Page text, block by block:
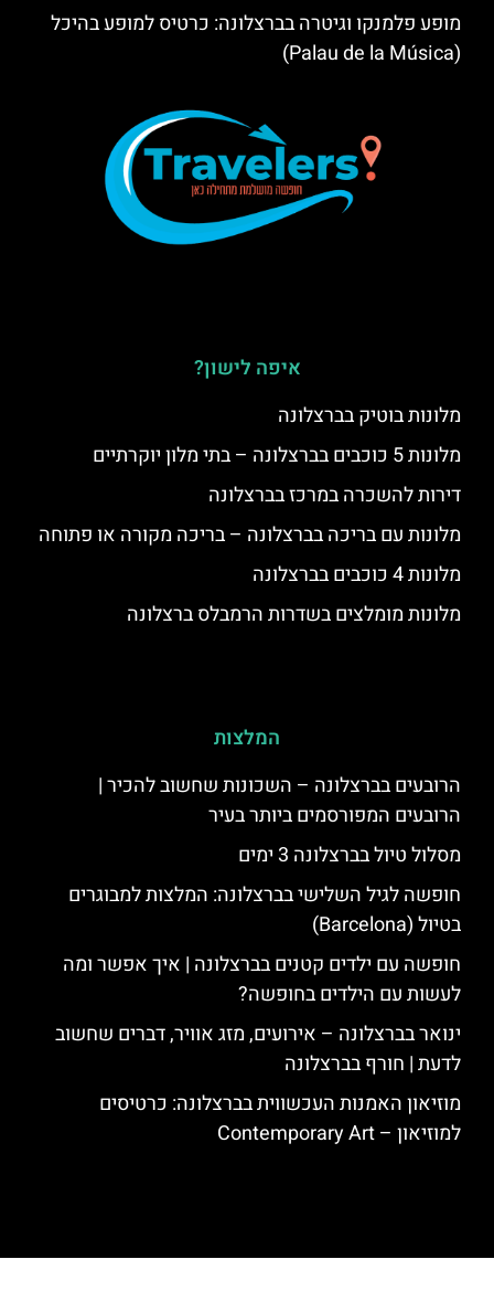
מופע פלמנקו וגיטרה בברצלונה: כרטיס למופע בהיכל
(Palau de la Música)
איפה לישון?
מלונות בוטיק בברצלונה
מלונות 5 כוכבים בברצלונה – בתי מלון יוקרתיים
דירות להשכרה במרכז בברצלונה
מלונות עם בריכה בברצלונה – בריכה מקורה או פתוחה
מלונות 4 כוכבים בברצלונה
מלונות מומלצים בשדרות הרמבלס ברצלונה
המלצות
הרובעים בברצלונה – השכונות שחשוב להכיר |
הרובעים המפורסמים ביותר בעיר
מסלול טיול בברצלונה 3 ימים
חופשה לגיל השלישי בברצלונה: המלצות למבוגרים
בטיול (Barcelona)
חופשה עם ילדים קטנים בברצלונה | איך אפשר ומה
לעשות עם הילדים בחופשה?
ינואר בברצלונה – אירועים, מזג אוויר, דברים שחשוב
לדעת | חורף בברצלונה
מוזיאון האמנות העכשווית בברצלונה: כרטיסים
למוזיאון – Contemporary Art